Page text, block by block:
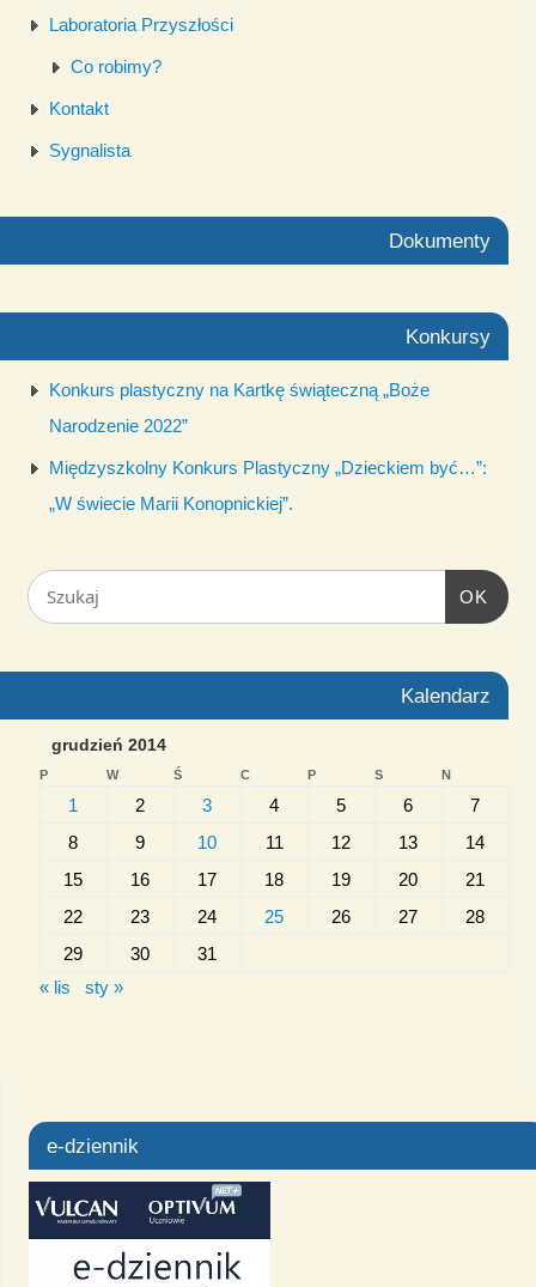
Laboratoria Przyszłości
Co robimy?
Kontakt
Sygnalista
Dokumenty
Konkursy
Konkurs plastyczny na Kartkę świąteczną „Boże
Narodzenie 2022”
Międzyszkolny Konkurs Plastyczny „Dzieckiem być…”:
„W świecie Marii Konopnickiej”.
OK
Kalendarz
grudzień 2014
P W Ś C P S N
1 2 3 4 5 6
7
8
9 10 11 12 13
14
15
16 17 18 19 20
21
22
23 24 25 26 27
28
29
30
31
« lis
sty »
e-dziennik